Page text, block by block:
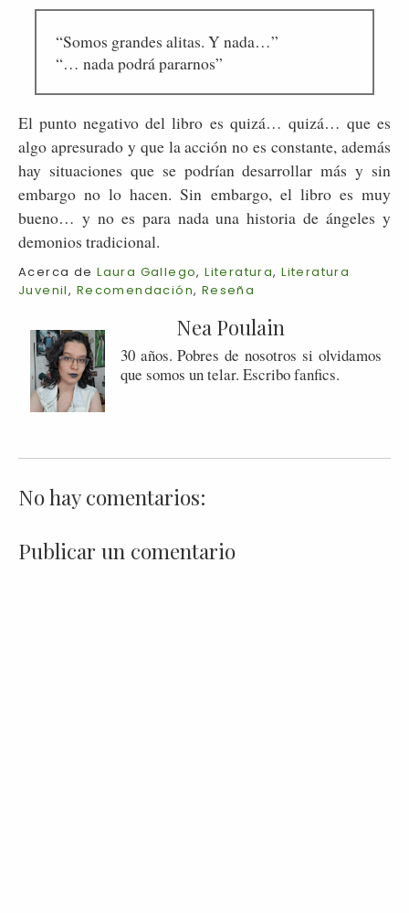
“Somos grandes alitas. Y nada…”
“… nada podrá pararnos”
El punto negativo del libro es quizá… quizá… que es
algo apresurado y que la acción no es constante, además
hay situaciones que se podrían desarrollar más y sin
embargo no lo hacen. Sin embargo, el libro es muy
bueno… y no es para nada una historia de ángeles y
demonios tradicional.
Acerca deLaura Gallego,Literatura,Literatura
Juvenil, Recomendación, Reseña
Nea Poulain
30 años. Pobres de nosotros si olvidamos
que somos un telar. Escribo fanfics.
No hay comentarios:
Publicar un comentario